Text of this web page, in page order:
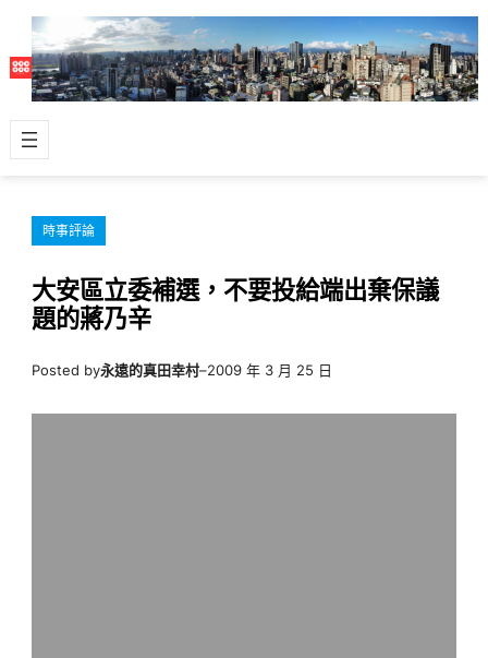
主
容
時事評論
大安區立委補選，不要投給端出棄保議
題的蔣乃辛
Posted by永遠的真田幸村–2009 年 3 月 25 日